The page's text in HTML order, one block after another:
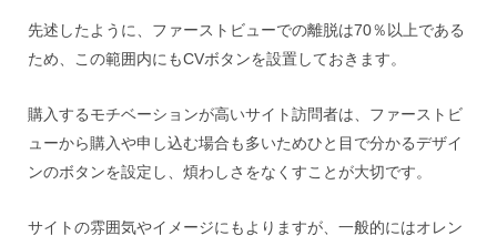
先述したように、ファーストビューでの離脱は70％以上である
ため、この範囲内にもCVボタンを設置しておきます。
購入するモチベーションが高いサイト訪問者は、ファーストビ
ューから購入や申し込む場合も多いためひと目で分かるデザイ
ンのボタンを設定し、煩わしさをなくすことが大切です。
サイトの雰囲気やイメージにもよりますが、一般的にはオレン